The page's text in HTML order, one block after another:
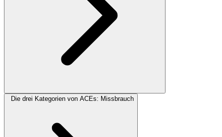
Die drei Kategorien von ACEs: Missbrauch